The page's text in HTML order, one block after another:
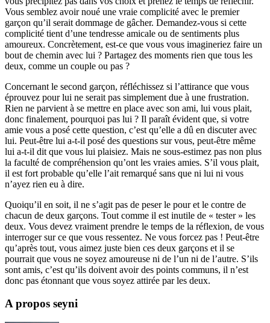
Vous semblez avoir noué une vraie complicité avec le premier
garçon qu’il serait dommage de gâcher. Demandez-vous si cette
complicité tient d’une tendresse amicale ou de sentiments plus
amoureux. Concrètement, est-ce que vous vous imagineriez faire un
bout de chemin avec lui ? Partagez des moments rien que tous les
deux, comme un couple ou pas ?
Concernant le second garçon, réfléchissez si l’attirance que vous
éprouvez pour lui ne serait pas simplement due à une frustration.
Rien ne parvient à se mettre en place avec son ami, lui vous plait,
donc finalement, pourquoi pas lui ? Il paraît évident que, si votre
amie vous a posé cette question, c’est qu’elle a dû en discuter avec
lui. Peut-être lui a-t-il posé des questions sur vous, peut-être même
lui a-t-il dit que vous lui plaisiez. Mais ne sous-estimez pas non plus
la faculté de compréhension qu’ont les vraies amies. S’il vous plait,
il est fort probable qu’elle l’ait remarqué sans que ni lui ni vous
n’ayez rien eu à dire.
Quoiqu’il en soit, il ne s’agit pas de peser le pour et le contre de
chacun de deux garçons. Tout comme il est inutile de « tester » les
deux. Vous devez vraiment prendre le temps de la réflexion, de vous
interroger sur ce que vous ressentez. Ne vous forcez pas ! Peut-être
qu’après tout, vous aimez juste bien ces deux garçons et il se
pourrait que vous ne soyez amoureuse ni de l’un ni de l’autre. S’ils
sont amis, c’est qu’ils doivent avoir des points communs, il n’est
donc pas étonnant que vous soyez attirée par les deux.
A propos seyni